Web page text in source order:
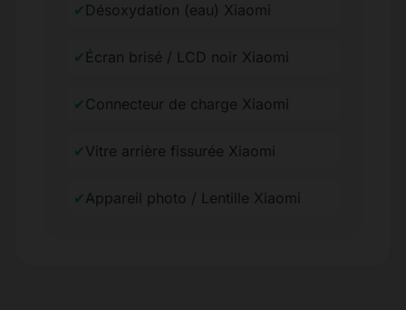
✔ Désoxydation (eau) Xiaomi
✔ Écran brisé / LCD noir Xiaomi
✔Connecteur de charge Xiaomi
✔Vitre arrière fissurée Xiaomi
✔Appareil photo / Lentille Xiaomi